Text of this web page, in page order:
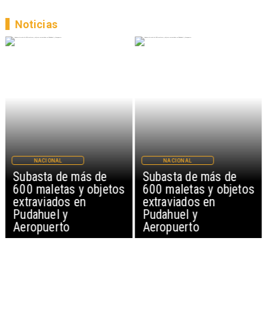
Subasta de más de
600 maletas y objetos
extraviados en
Pudahuel y
Aeropuerto
NACIONAL
Subasta de más de
600 maletas y objetos
extraviados en
Pudahuel y
Aeropuerto
NACIONAL
Noticias